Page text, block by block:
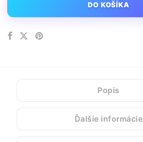
DO KOŠÍKA
Popis
Ďalšie informácie